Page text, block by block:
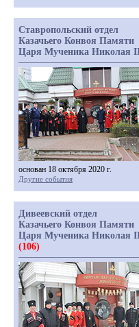
Ставропольский отдел
Казачьего Конвоя Памяти
Царя Мученика Николая
основан 18 октября 2020 г.
Другие события
Дивеевский отдел
Казачьего Конвоя Памяти
Царя Мученика Николая
(106)